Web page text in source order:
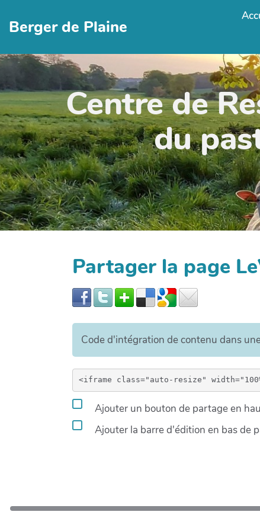
Berger de Plaine
Centre de
du
Partager la page
Code d'intégration de contenu dans
Ajouter un bouton de partage en
Ajouter la barre d'édition en bas de